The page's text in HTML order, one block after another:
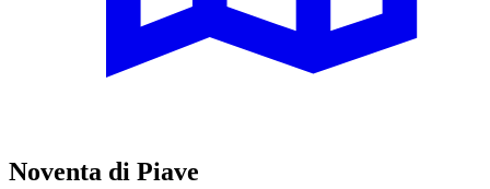
Noventa di Piave